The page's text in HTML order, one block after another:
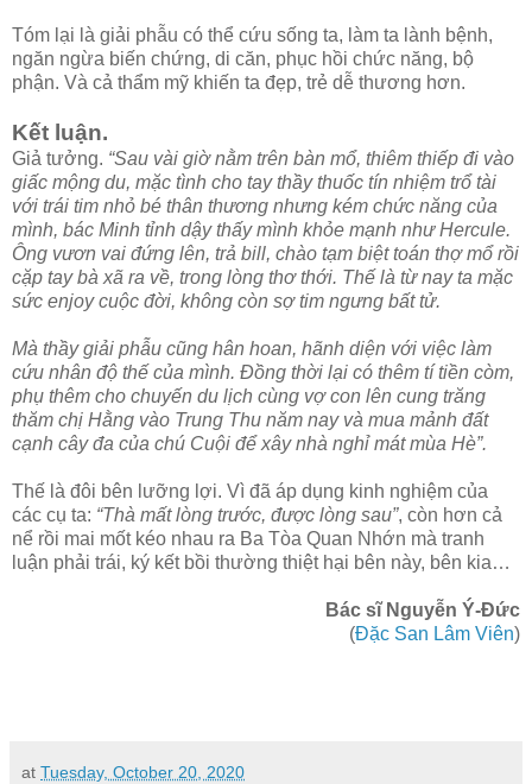
Tóm lại là giải phẫu có thể cứu sống ta, làm ta lành bệnh,
ngăn ngừa biến chứng, di căn, phục hồi chức năng, bộ
phận. Và cả thẩm mỹ khiến ta đẹp, trẻ dễ thương hơn.
Kết luận.
Giả tưởng. “Sau vài giờ nằm trên bàn mổ, thiêm thiếp đi vào
giấc mộng du, mặc tình cho tay thầy thuốc tín nhiệm trổ tài
với trái tim nhỏ bé thân thương nhưng kém chức năng của
mình, bác Minh tỉnh dậy thấy mình khỏe mạnh như Hercule.
Ông vươn vai đứng lên, trả bill, chào tạm biệt toán thợ mổ rồi
cặp tay bà xã ra về, trong lòng thơ thới. Thế là từ nay ta mặc
sức enjoy cuộc đời, không còn sợ tim ngưng bất tử.
Mà thầy giải phẫu cũng hân hoan, hãnh diện với việc làm
cứu nhân độ thế của mình. Đồng thời lại có thêm tí tiền còm,
phụ thêm cho chuyến du lịch cùng vợ con lên cung trăng
thăm chị Hằng vào Trung Thu năm nay và mua mảnh đất
cạnh cây đa của chú Cuội để xây nhà nghỉ mát mùa Hè”.
Thế là đôi bên lưỡng lợi. Vì đã áp dụng kinh nghiệm của
các cụ ta: “Thà mất lòng trước, được lòng sau”, còn hơn cả
nể rồi mai mốt kéo nhau ra Ba Tòa Quan Nhớn mà tranh
luận phải trái, ký kết bồi thường thiệt hại bên này, bên kia…
Bác sĩ Nguyễn Ý-Đức
(Đặc San Lâm Viên)
at Tuesday, October 20, 2020